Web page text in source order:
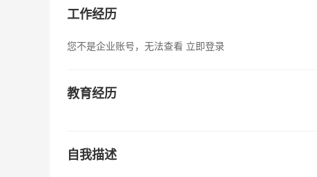
工作经历
您不是企业账号，无法查看 立即登录
教育经历
自我描述